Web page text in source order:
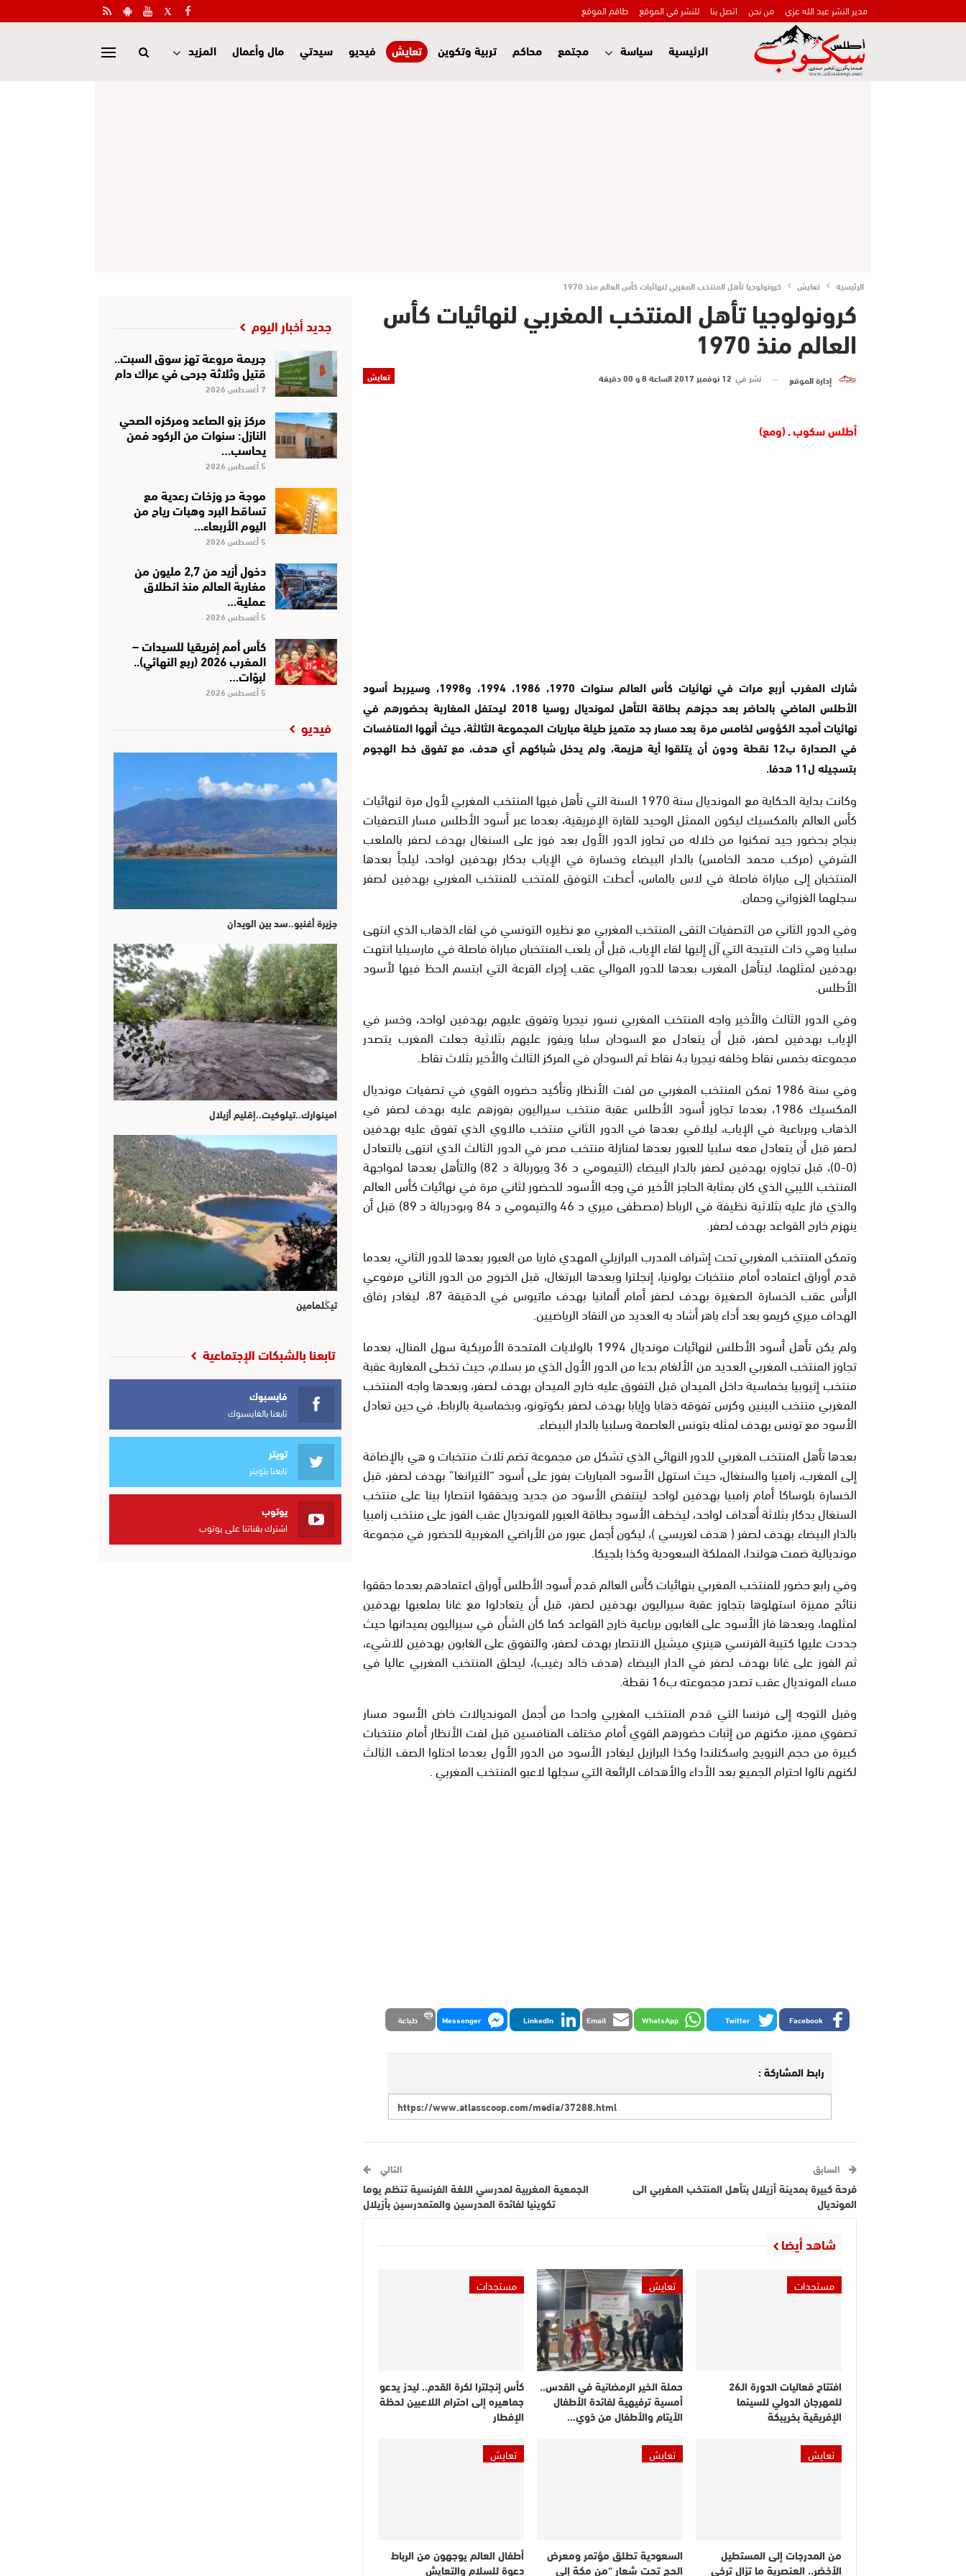
مدير النشر عبد الله عزي من نحن اتصل بنا للنشر في الموقع طاقم الموقع
الرئيسية سياسة مجتمع محاكم تربية وتكوين تعايش فيديو سيدتي مال وأعمال المزيد
الرئيسية تعايش كرونولوجيا تأهل المنتخب المغربي لنهائيات كأس العالم منذ 1970
كرونولوجيا تأهل المنتخب المغربي لنهائيات كأس
العالم منذ 1970
تعايش إدارة الموقع نشر في 12 نوفمبر 2017 الساعة 8 و 00 دقيقة
أطلس سكوب ـ (ومع)
شارك المغرب أربع مرات في نهائيات كأس العالم سنوات 1970، 1986، 1994، و1998، وسيربط أسود
الأطلس الماضي بالحاضر بعد حجزهم بطاقة التأهل لمونديال روسيا 2018 ليحتفل المغاربة بحضورهم في
نهائيات أمجد الكؤوس لخامس مرة بعد مسار جد متميز طيلة مباريات المجموعة الثالثة، حيث أنهوا المنافسات
في الصدارة ب12 نقطة ودون أن يتلقوا أية هزيمة، ولم يدخل شباكهم أي هدف، مع تفوق خط الهجوم
بتسجيله ل11 هدفا.
وكانت بداية الحكاية مع المونديال سنة 1970 السنة التي تأهل فيها المنتخب المغربي لأول مرة لنهائيات
كأس العالم بالمكسيك ليكون الممثل الوحيد للقارة الإفريقية، بعدما عبر أسود الأطلس مسار التصفيات
بنجاح بحضور جيد تمكنوا من خلاله من تحاوز الدور الأول بعد فوز على السنغال بهدف لصفر بالملعب
الشرفي (مركب محمد الخامس) بالدار البيضاء وخسارة في الإياب بدكار بهدفين لواحد، ليلجأ بعدها
المنتخبان إلى مباراة فاصلة في لاس بالماس، أعطت التوفق للمتخب للمنتخب المغربي بهدفين لصفر
سجلهما الغزواني وحمان.
وفي الدور الثاني من التصفيات التقى المنتخب المغربي مع نظيره التونسي في لقاء الذهاب الذي انتهى
سلبيا وهي ذات النتيجة التي آل إليها لقاء الإياب، قبل أن يلعب المنتخبان مباراة فاصلة في مارسيليا انتهت
بهدفين لمثلهما، ليتأهل المغرب بعدها للدور الموالي عقب إجراء القرعة التي ابتسم الحظ فيها لأسود
الأطلس.
وفي الدور الثالث والأخير واجه المنتخب المغربي نسور نيجريا وتفوق عليهم بهدفين لواحد، وخسر في
الإياب بهدفين لصفر، قبل أن يتعادل مع السودان سلبا ويفوز عليهم بثلاثية جعلت المغرب يتصدر
مجموعته بخمس نقاط وخلفه نيجريا بـ4 نقاط ثم السودان في المركز الثالث والأخير بثلاث نقاط.
وفي سنة 1986 تمكن المنتخب المغربي من لفت الأنظار وتأكيد حضوره القوي في تصفيات مونديال
المكسيك 1986، بعدما تجاوز أسود الأطلس عقبة منتخب سيراليون بفوزهم عليه بهدف لصفر في
الذهاب وبرباعية في الإياب، ليلاقي بعدها في الدور الثاني منتخب مالاوي الذي تفوق عليه بهدفين
لصفر قبل أن يتعادل معه سلبيا للعبور بعدها لمنازلة منتخب مصر في الدور الثالث الذي انتهى بالتعادل
(0-0)، قبل تجاوزه بهدفين لصفر بالدار البيضاء (التيمومي د 36 وبوربالة د 82) والتأهل بعدها لمواجهة
المنتخب الليبي الذي كان بمثابة الحاجز الأخير في وجه الأسود للحضور لثاني مرة في نهائيات كأس العالم
والذي فاز عليه بثلاثية نظيفة في الرباط (مصطفى ميري د 46 والتيمومي د 84 وبودربالة د 89) قبل أن
ينهزم خارج القواعد بهدف لصفر.
وتمكن المنتخب المغربي تحت إشراف المدرب البرازيلي المهدي فاريا من العبور بعدها للدور الثاني، بعدما
قدم أوراق اعتماده أمام منتخبات بولونيا، إنجلترا وبعدها البرتغال، قبل الخروج من الدور الثاني مرفوعي
الرأس عقب الخسارة الصغيرة بهدف لصفر أمام ألمانيا بهدف ماتيوس في الدقيقة 87، ليغادر رفاق
الهداف ميري كريمو بعد أداء باهر أشاد به العديد من النقاد الرياضيين.
ولم يكن تأهل أسود الأطلس لنهائيات مونديال 1994 بالولايات المتحدة الأمريكية سهل المنال، بعدما
تجاوز المنتخب المغربي العديد من الألغام بدءا من الدور الأول الذي مر بسلام، حيث تخطى المغاربة عقبة
منتخب إثيوبيا بخماسية داخل الميدان قبل التفوق عليه خارج الميدان بهدف لصفر، وبعدها واجه المنتخب
المغربي منتخب البينين وكرس تفوقه ذهابا وإيابا بهدف لصفر بكوتونو، وبخماسية بالرباط، في حين تعادل
الأسود مع تونس بهدف لمثله بتونس العاصمة وسلبيا بالدار البيضاء.
بعدها تأهل المنتخب المغربي للدور النهائي الذي تشكل من مجموعة تضم ثلاث منتخبات و هي بالإضافة
إلى المغرب، زامبيا والسنغال، حيث استهل الأسود المباريات بفوز على أسود “التيرانغا” بهدف لصفر، قبل
الخسارة بلوساكا أمام زامبيا بهدفين لواحد لينتفض الأسود من جديد ويحققوا انتصارا بينا على منتخب
السنغال بدكار بثلاثة أهداف لواحد، ليخطف الأسود بطاقة العبور للمونديال عقب الفوز على منتخب زامبيا
بالدار البيضاء بهدف لصفر ( هدف لغريسي )، ليكون أجمل عبور من الأراضي المغربية للحضور في مجموعة
مونديالية ضمت هولندا، المملكة السعودية وكذا بلجيكا.
وفي رابع حضور للمنتخب المغربي بنهائيات كأس العالم قدم أسود الأطلس أوراق اعتمادهم بعدما حققوا
نتائج مميزة استهلوها بتجاوز عقبة سيراليون بهدفين لصفر، قبل أن يتعادلوا مع غانا بملعبها بهدفين
لمثلهما، وبعدها فاز الأسود على الغابون برباعية خارج القواعد كما كان الشأن في سيراليون بميدانها حيث
جددت عليها كتيبة الفرنسي هينري ميشيل الانتصار بهدف لصفر، والتفوق على الغابون بهدفين للاشيء،
ثم الفوز على غانا بهدف لصفر في الدار البيضاء (هدف خالد رغيب)، ليحلق المنتخب المغربي عاليا في
مساء المونديال عقب تصدر مجموعته ب16 نقطة.
وقبل التوجه إلى فرنسا التي قدم المنتخب المغربي واحدا من أجمل المونديالات خاض الأسود مسار
تصفوي مميز، مكنهم من إثبات حضورهم القوي أمام مختلف المنافسين قبل لفت الأنظار أمام منتخبات
كبيرة من حجم النرويج واسكتلندا وكذا البرازيل ليغادر الأسود من الدور الأول بعدما احتلوا الصف الثالث
لكنهم نالوا احترام الجميع بعد الأداء والأهداف الرائعة التي سجلها لاعبو المنتخب المغربي .
Facebook
Twitter
WhatsApp
Email
LinkedIn
Messenger طباعة
رابط المشاركة :
السابق
فرحة كبيرة بمدينة أزيلال بتأهل المنتخب المغربي الى
المونديال
التالي
الجمعية المغربية لمدرسي اللغة الفرنسية تنظم يوما
تكوينيا لفائدة المدرسين والمتمدرسين بأزيلال
شاهد أيضا
مستجدات
افتتاح فعاليات الدورة الـ26
للمهرجان الدولي للسينما
الإفريقية بخريبكة
تعايش
حملة الخير الرمضانية في القدس..
أمسية ترفيهية لفائدة الأطفال
الأيتام والأطفال من ذوي…
مستجدات
كأس إنجلترا لكرة القدم.. ليدز يدعو
جماهيره إلى احترام اللاعبين لحظة
الإفطار
تعايش
من المدرجات إلى المستطيل
الأخضر.. العنصرية ما تزال ترخي
تعايش
السعودية تطلق مؤتمر ومعرض
الحج تحت شعار “من مكة إلى
تعايش
أطفال العالم يوجهون من الرباط
دعوة للسلام والتعايش
جديد أخبار اليوم
جريمة مروعة تهز سوق السبت..
قتيل وثلاثة جرحى في عراك دام
7 أغسطس 2026
مركز بزو الصاعد ومركزه الصحي
النازل: سنوات من الركود فمن
يحاسب…
5 أغسطس 2026
موجة حر وزخات رعدية مع
تساقط البرد وهبات رياح من
اليوم الأربعاء…
5 أغسطس 2026
دخول أزيد من 2,7 مليون من
مغاربة العالم منذ انطلاق
عملية…
5 أغسطس 2026
كأس أمم إفريقيا للسيدات –
المغرب 2026 (ربع النهائي)..
لبؤات…
5 أغسطس 2026
فيديو
جزيرة أغنبو..سد بين الويدان
امينوارك..تيلوكيت..إقليم أزيلال
تيڭلمامين
تابعنا بالشبكات الإجتماعية
فايسبوك
تابعنا بالفايسبوك
تويتر
تابعنا بتويتر
يوتوب
اشترك بقناتنا على يوتوب